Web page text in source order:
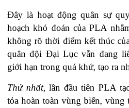
Đây là hoạt động quân sự
hoạch khó đoán của PLA
không rõ thời điểm kết thúc
quân đội Đại Lục vẫn đang
giới hạn trong quá khứ, tạo ra
Thứ nhất, lần đầu tiên PLA
tỏa hoàn toàn vùng biển,